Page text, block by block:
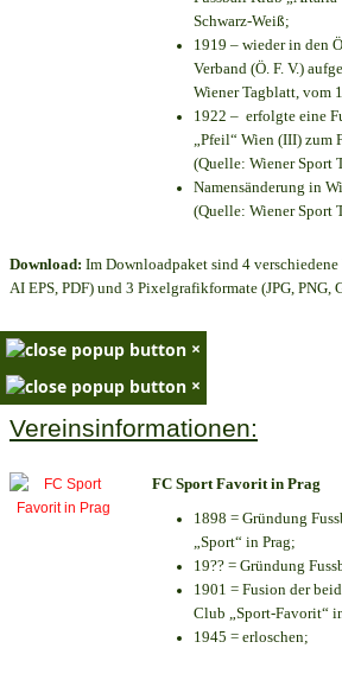
Schwarz-Weiß;
1919 – wieder in den
Verband (Ö. F. V.)
Wiener Tagblatt, vom
1922 – erfolgte eine
„Pfeil“ Wien (III) zum
(Quelle: Wiener Sport
Namensänderung in
(Quelle: Wiener Sport
Download: Im Downloadpaket sind 4
AI EPS, PDF) und 3 Pixelgrafikformate (JPG, PNG,
×
×
Vereinsinformationen:
FC Sport Favorit in Prag
1898 = Gründung
„Sport“ in Prag;
19?? = Gründung
1901 = Fusion der
Club „Sport-Favorit“
1945 = erloschen;